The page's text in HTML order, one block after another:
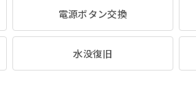
電源ボタン交換
水没復旧